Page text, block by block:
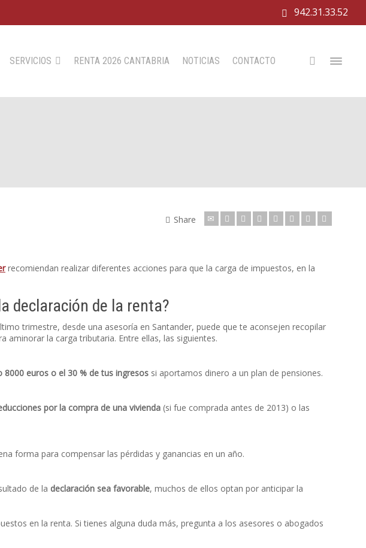
942.31.33.52
SERVICIOS RENTA 2026 CANTABRIA NOTICIAS CONTACTO
Share
recomiendan realizar diferentes acciones para que la carga de impuestos, en la
declaración de la renta?
trimestre, desde una asesoría en Santander, puede que te aconsejen recopilar
la carga tributaria. Entre ellas, las siguientes.
euros o el 30 % de tus ingresos si aportamos dinero a un plan de pensiones.
por la compra de una vivienda (si fue comprada antes de 2013) o las
forma para compensar las pérdidas y ganancias en un año.
de la declaración sea favorable, muchos de ellos optan por anticipar la
en la renta. Si tienes alguna duda más, pregunta a los asesores o abogados